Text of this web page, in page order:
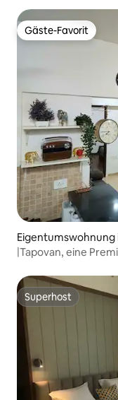
Gäste-Favorit
Gäste-Favorit
|Tapovan, eine
Superhost
Superhost